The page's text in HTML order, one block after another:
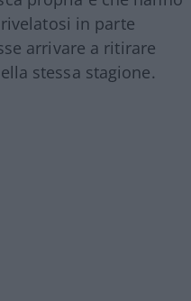
in parte
arrivare a ritirare
stessa stagione.